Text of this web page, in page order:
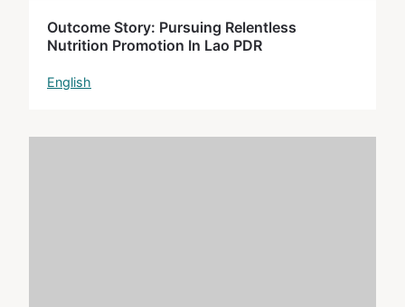
Outcome Story: Pursuing Relentless
Nutrition Promotion In Lao PDR
English